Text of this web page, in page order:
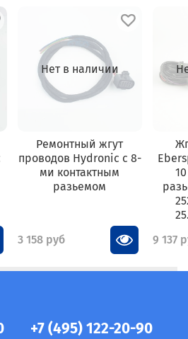
Нет в наличии
Ремонтный жгут
проводов Hydronic с 8-
ми контактным
разьемом
3 158 руб
9 137
+7 (495) 122-20-90